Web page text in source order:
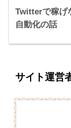
Twitterで稼げ
自動化の話
サイト運営